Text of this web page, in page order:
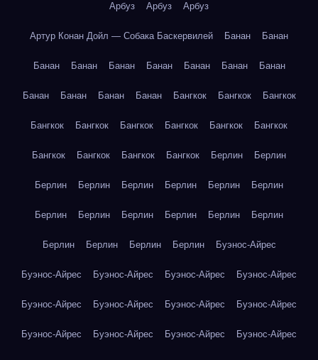
Арбуз Арбуз Арбуз
Артур Конан Дойл — Собака Баскервилей Банан Банан
Банан Банан Банан Банан Банан Банан Банан
Банан Банан Банан Банан Бангкок Бангкок Бангкок
Бангкок Бангкок Бангкок Бангкок Бангкок Бангкок
Бангкок Бангкок Бангкок Бангкок Берлин Берлин
Берлин Берлин Берлин Берлин Берлин Берлин
Берлин Берлин Берлин Берлин Берлин Берлин
Берлин Берлин Берлин Берлин Буэнос-Айрес
Буэнос-Айрес Буэнос-Айрес Буэнос-Айрес Буэнос-Айрес
Буэнос-Айрес Буэнос-Айрес Буэнос-Айрес Буэнос-Айрес
Буэнос-Айрес Буэнос-Айрес Буэнос-Айрес Буэнос-Айрес